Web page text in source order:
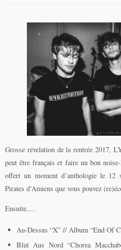
Grosse révelation de la rentrée 2017,
peut être français et faire un bon
offert un moment d’anthologie le 12
Pirates d’Amiens que vous pouvez
Ensuite,…
Au-Dessus “X” // Album “End Of
Blut Aus Nord “Chorea